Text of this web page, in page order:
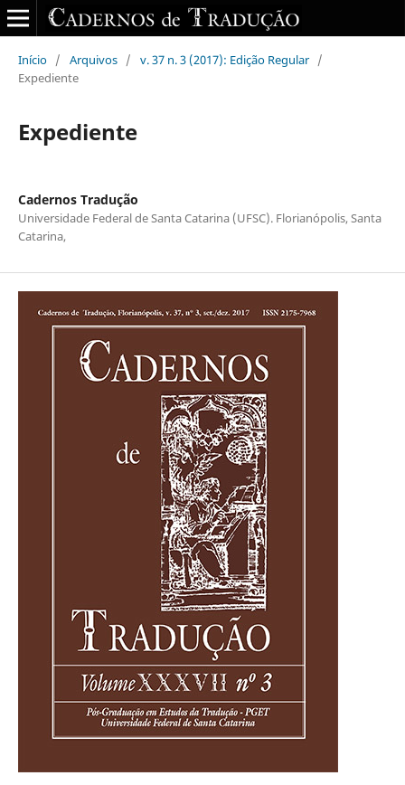
Início / Arquivos / v. 37 n. 3 (2017): Edição Regular /
Expediente
Expediente
Cadernos Tradução
Universidade Federal de Santa Catarina (UFSC). Florianópolis, Santa
Catarina,